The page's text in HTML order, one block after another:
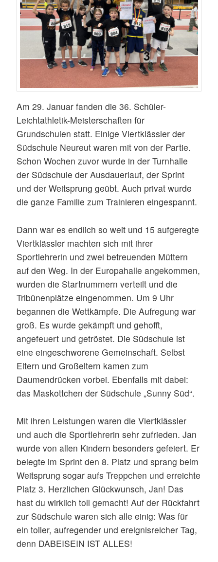
Am 29. Januar fanden die 36. Schüler-
Leichtathletik-Meisterschaften für
Grundschulen statt. Einige Viertklässler der
Südschule Neureut waren mit von der Partie.
Schon Wochen zuvor wurde in der Turnhalle
der Südschule der Ausdauerlauf, der Sprint
und der Weitsprung geübt. Auch privat wurde
die ganze Familie zum Trainieren eingespannt.
Dann war es endlich so weit und 15 aufgeregte
Viertklässler machten sich mit ihrer
Sportlehrerin und zwei betreuenden Müttern
auf den Weg. In der Europahalle angekommen,
wurden die Startnummern verteilt und die
Tribünenplätze eingenommen. Um 9 Uhr
begannen die Wettkämpfe. Die Aufregung war
groß. Es wurde gekämpft und gehofft,
angefeuert und getröstet. Die Südschule ist
eine eingeschworene Gemeinschaft. Selbst
Eltern und Großeltern kamen zum
Daumendrücken vorbei. Ebenfalls mit dabei:
das Maskottchen der Südschule „Sunny Süd“.
Mit ihren Leistungen waren die Viertklässler
und auch die Sportlehrerin sehr zufrieden. Jan
wurde von allen Kindern besonders gefeiert. Er
belegte im Sprint den 8. Platz und sprang beim
Weitsprung sogar aufs Treppchen und erreichte
Platz 3. Herzlichen Glückwunsch, Jan! Das
hast du wirklich toll gemacht! Auf der Rückfahrt
zur Südschule waren sich alle einig: Was für
ein toller, aufregender und ereignisreicher Tag,
denn DABEISEIN IST ALLES!